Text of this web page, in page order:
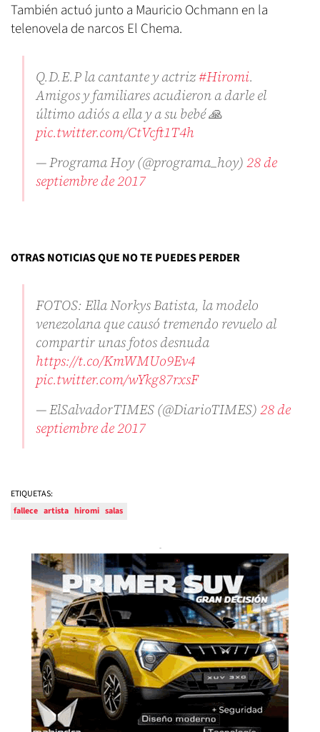
También actuó junto a Mauricio Ochmann en la
telenovela de narcos El Chema.
Q.D.E.P la cantante y actriz#Hiromi.
Amigos y familiares acudieron a darle el
último adiós a ella y a su bebé 🙏
pic.twitter.com/CtVcft1T4h
— Programa Hoy (@programa_hoy)28 de
septiembre de 2017
OTRAS NOTICIAS QUE NO TE PUEDES PERDER
FOTOS: Ella Norkys Batista, la modelo
venezolana que causó tremendo revuelo al
compartir unas fotos desnuda
https://t.co/KmWMUo9Ev4
pic.twitter.com/wYkg87rxsF
— ElSalvadorTIMES (@DiarioTIMES)28 de
septiembre de 2017
ETIQUETAS:
fallece artista hiromi salas